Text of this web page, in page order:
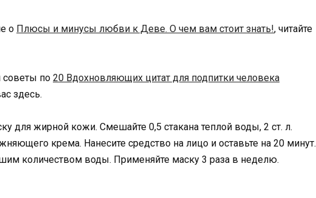
о Плюсы и минусы любви к Деве. О чем вам стоит знать!, читайте
советы по 20 Вдохновляющих цитат для подпитки человека
здесь.
для жирной кожи. Смешайте 0,5 стакана теплой воды, 2 ст. л.
крема. Нанесите средство на лицо и оставьте на 20 минут.
количеством воды. Применяйте маску 3 раза в неделю.